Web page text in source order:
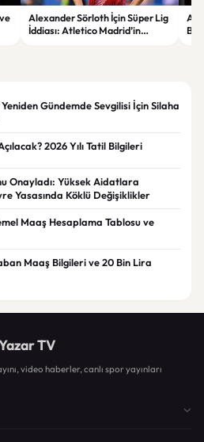
Alexander Sörloth İçin Süper Lig
İddiası: Atletico Madrid’in
Gündemde Sevgilisi İçin Silaha
2026 Yılı Tatil Bilgileri
Onayladı: Yüksek Aidatlara
Yasasında Köklü Değişiklikler
Maaş Hesaplama Tablosu ve
Maaş Bilgileri ve 20 Bin Lira
TV
video haberler, canlı spor yayınları